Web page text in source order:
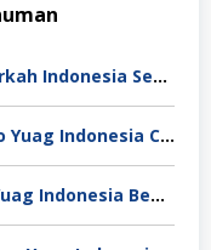
Quality Control PT Athif Berkah Indonesia Semarang
Operator Stamping PT Ekno Yuag Indonesia Cikarang
Operator Forklift PT Ekno Yuag Indonesia Bekasi